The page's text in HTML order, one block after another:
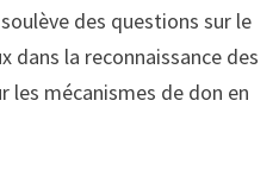
des questions sur le
dans la reconnaissance des
les mécanismes de don en